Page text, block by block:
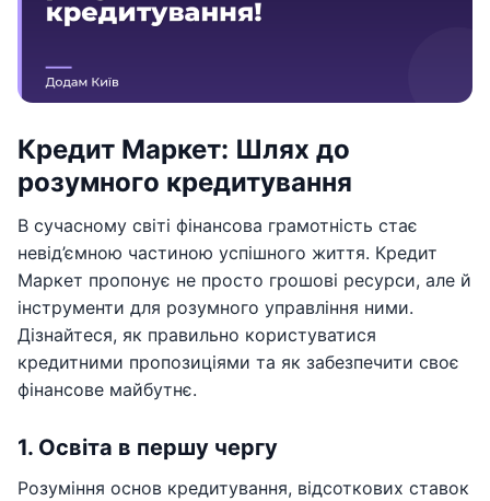
Кредит Маркет: Шлях до
розумного кредитування
В сучасному світі фінансова грамотність стає
невід’ємною частиною успішного життя. Кредит
Маркет пропонує не просто грошові ресурси, але й
інструменти для розумного управління ними.
Дізнайтеся, як правильно користуватися
кредитними пропозиціями та як забезпечити своє
фінансове майбутнє.
1. Освіта в першу чергу
Розуміння основ кредитування, відсоткових ставок